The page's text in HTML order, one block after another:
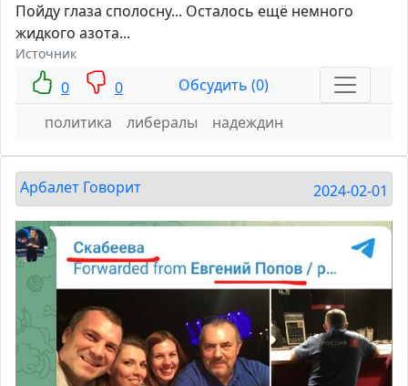
Пойду глаза сполосну... Осталось ещё немного
жидкого азота...
Источник
0 0
Обсудить (0)
политика
либералы надеждин
Арбалет Говорит 2024-02-01